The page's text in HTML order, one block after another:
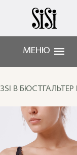
МЕНЮ
B БЮСТГАЛЬТЕР